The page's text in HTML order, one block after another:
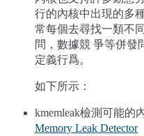
行的內核中出現的多
常每個去尋找一類不
問，數據競 爭等併發
定義行爲。
如下所示：
kmemleak檢測可能的
Memory Leak Detector